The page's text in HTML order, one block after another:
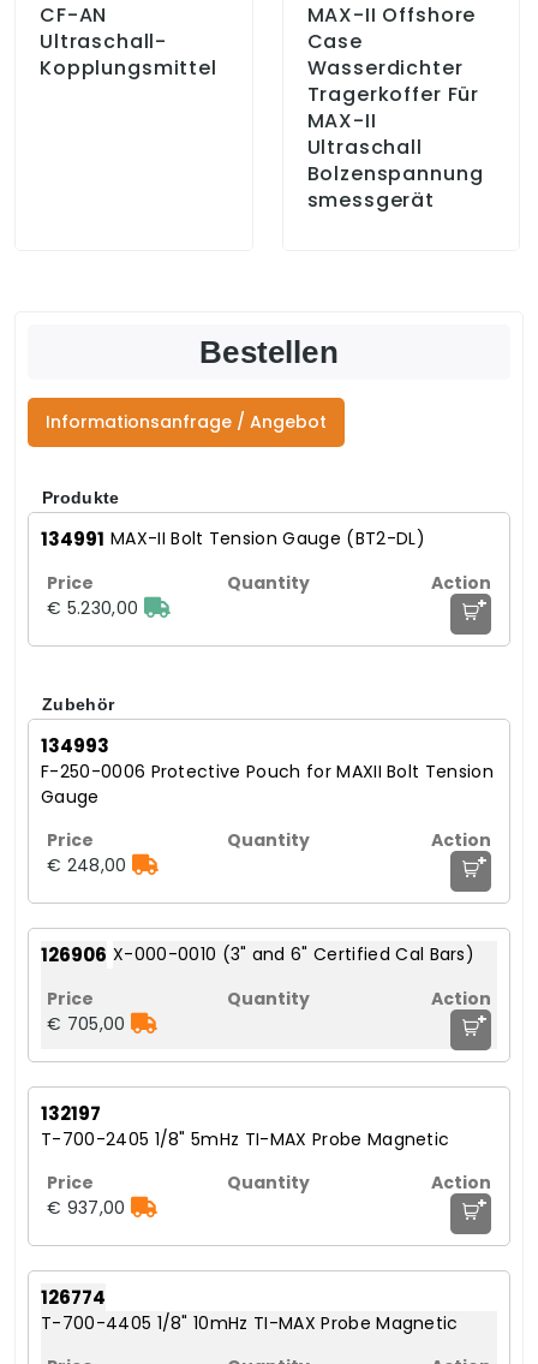
CF-AN
Ultraschall-
Kopplungsmittel
MAX-II Offshore
Case
Wasserdichter
Tragerkoffer Für
MAX-II
Ultraschall
Bolzenspannung
Smessgerät
Bestellen
Informationsanfrage / Angebot
Produkte
134991 MAX-II Bolt Tension Gauge (BT2-DL)
€ 5.230,00 +
Zubehör
134993
F-250-0006 Protective Pouch for MAXII Bolt Tension
Gauge
€ 248,00 +
126906 X-000-0010 (3" and 6" Certified Cal Bars)
€ 705,00 +
132197
T-700-2405 1/8" 5mHz TI-MAX Probe Magnetic
€ 937,00 +
126774
T-700-4405 1/8" 10mHz TI-MAX Probe Magnetic